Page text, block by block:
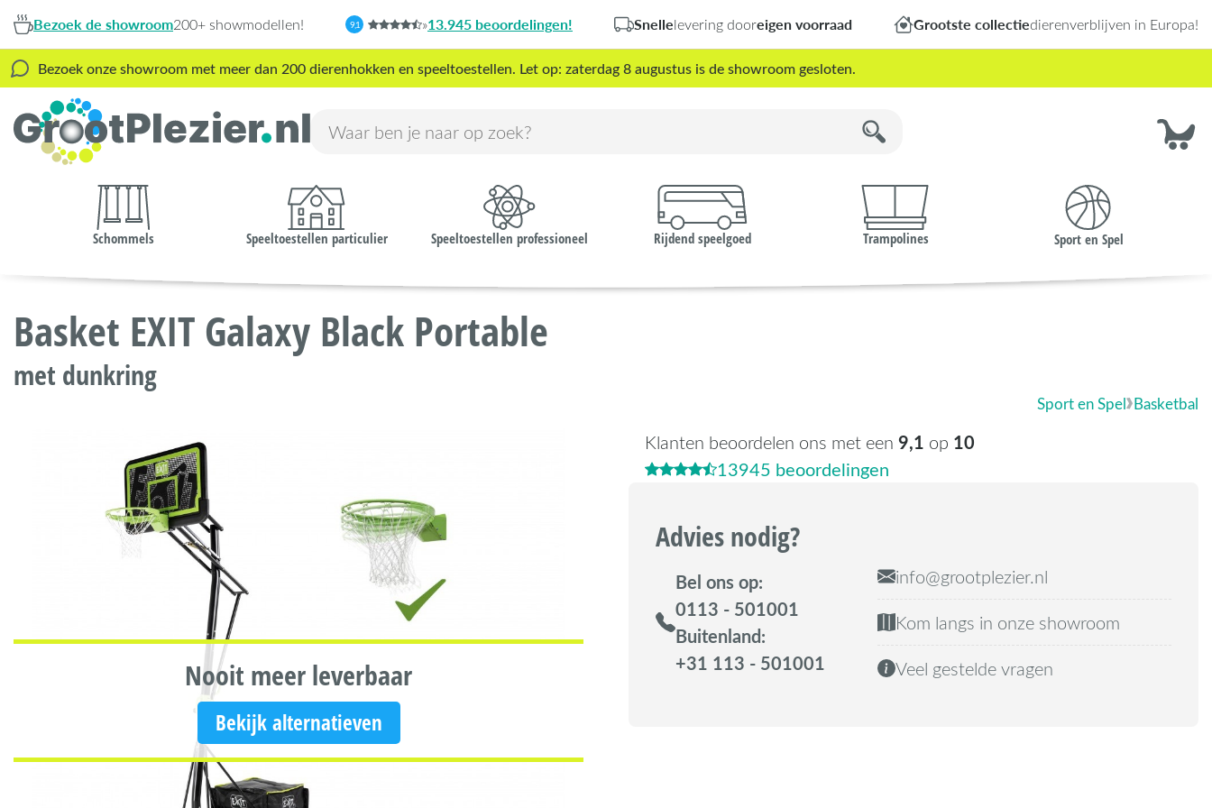
Bezoek de showroom200+ showmodellen! 9,1 »13.945 beoordelingen! Snellelevering dooreigen voorraad Grootste collectiedierenverblijven in Europa!
Bezoek onze showroom met meer dan 200 dierenhokken en speeltoestellen. Let op: zaterdag 8 augustus is de showroom gesloten.
Schommels Speeltoestellen particulier Speeltoestellen professioneel Rijdend speelgoed Trampolines Sport en Spel
Basket EXIT Galaxy Black Portable
met dunkring
Sport en Spel Basketbal
Nooit meer leverbaar
Bekijk alternatieven
Klanten beoordelen ons met een 9,1 op 10
13945 beoordelingen
Advies nodig?
Bel ons op:
0113 - 501001
Buitenland:
+31 113 - 501001
info@grootplezier.nl
Kom langs in onze showroom
Veel gestelde vragen